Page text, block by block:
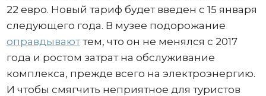
22 евро. Новый тариф будет введен с 15 января
следующего года. В музее подорожание
оправдываюттем, что он не менялся с 2017
года и ростом затрат на обслуживание
комплекса, прежде всего на электроэнергию.
И чтобы смягчить неприятное для туристов